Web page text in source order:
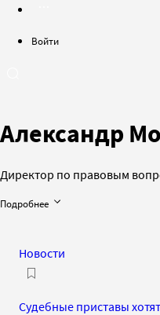
Войти
Александр
Директор по правовым
Подробнее
Новости
Судебные приставы